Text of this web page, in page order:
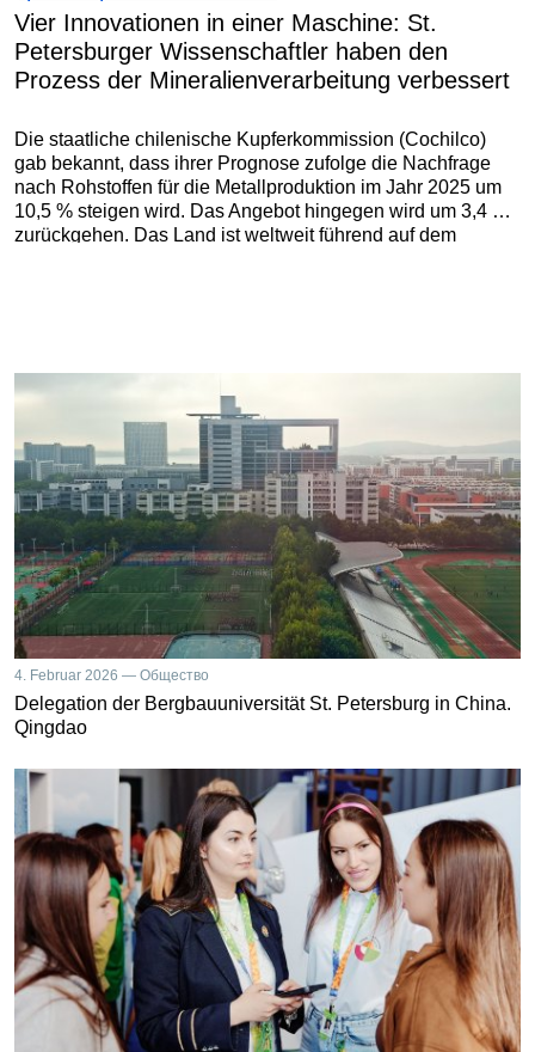
Vier Innovationen in einer Maschine: St.
Petersburger Wissenschaftler haben den
Prozess der Mineralienverarbeitung verbessert
Die staatliche chilenische Kupferkommission (Cochilco)
gab bekannt, dass ihrer Prognose zufolge die Nachfrage
nach Rohstoffen für die Metallproduktion im Jahr 2025 um
10,5 % steigen wird. Das Angebot hingegen wird um 3,4 %
zurückgehen. Das Land ist weltweit führend auf dem
4. Februar 2026 — Общество
Delegation der Bergbauuniversität St. Petersburg in China.
Qingdao